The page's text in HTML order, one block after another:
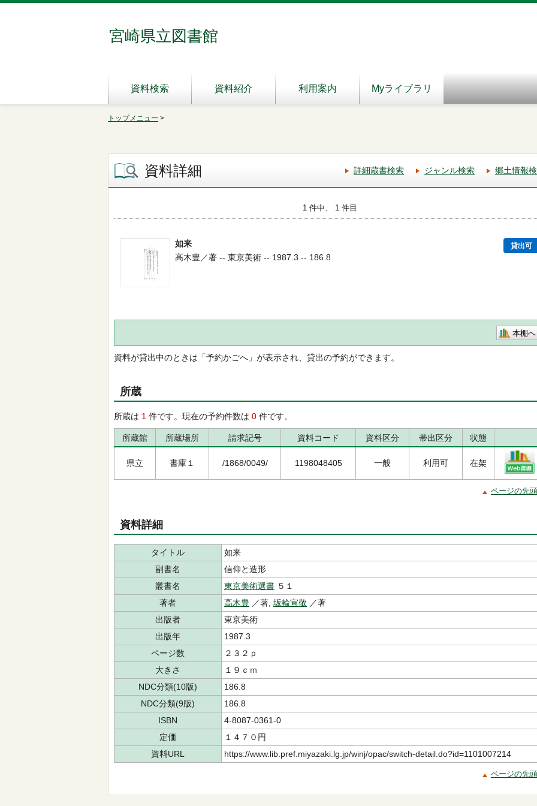
宮崎県立図書館
資料検索 資料紹介 利用案内 Myライブラリ
トップメニュー >
資料詳細 詳細蔵書検索 ジャンル検索 郷土情報
1 件中、 1 件目
如来 貸出可
高木豊／著 -- 東京美術 -- 1987.3 -- 186.8
本棚へ
資料が貸出中のときは「予約かごへ」が表示され、貸出の予約ができます。
所蔵
所蔵は 1 件です。現在の予約件数は 0 件です。
所蔵館 所蔵場所 請求記号 資料コード 資料区分 帯出区分 状態
県立 書庫１ /1868/0049/ 1198048405 一般 利用可 在架
ページの先
資料詳細
タイトル
如来
副書名
信仰と造形
叢書名
東京美術選書 ５１
著者
高木豊 ／著, 坂輪宣敬 ／著
出版者
東京美術
出版年
1987.3
ページ数
２３２ｐ
大きさ
１９ｃｍ
NDC分類(10版)
186.8
NDC分類(9版)
186.8
ISBN
4-8087-0361-0
定価
１４７０円
資料URL
https://www.lib.pref.miyazaki.lg.jp/winj/opac/switch-detail.do?id=1101007214
ページの先